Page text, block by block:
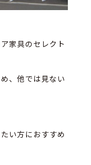
家具のセレクト
、他では見ない
い方におすすめ